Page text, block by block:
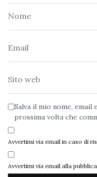
Salva il mio nome,
prossima volta che
Avvertimi via email in caso di
Avvertimi via email alla